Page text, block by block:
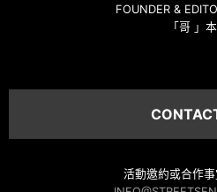
FOUNDER &
「哥 」
活動邀約或合作